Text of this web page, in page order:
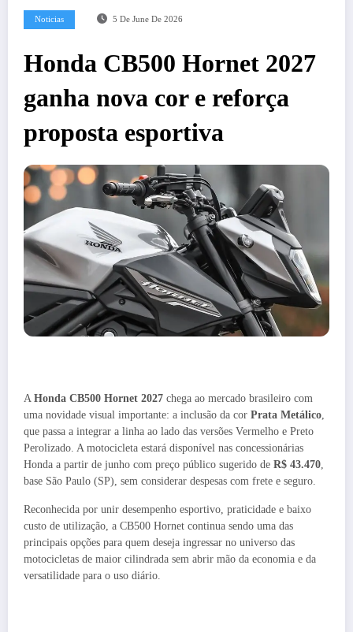
Noticias 5 De June De 2026
Honda CB500 Hornet 2027
ganha nova cor e reforça
proposta esportiva
A Honda CB500 Hornet 2027 chega ao mercado brasileiro com
uma novidade visual importante: a inclusão da cor Prata Metálico,
que passa a integrar a linha ao lado das versões Vermelho e Preto
Perolizado. A motocicleta estará disponível nas concessionárias
Honda a partir de junho com preço público sugerido de R$ 43.470,
base São Paulo (SP), sem considerar despesas com frete e seguro.
Reconhecida por unir desempenho esportivo, praticidade e baixo
custo de utilização, a CB500 Hornet continua sendo uma das
principais opções para quem deseja ingressar no universo das
motocicletas de maior cilindrada sem abrir mão da economia e da
versatilidade para o uso diário.